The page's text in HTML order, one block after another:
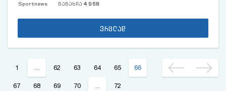
შსს-ს მიერ მომზადებულ ცვლილებათა პაკეტზე
Sportnews ნანახია 4 968
ვრცლად
1 ... 62 63 64 65 66
67 68 69 70 ... 72